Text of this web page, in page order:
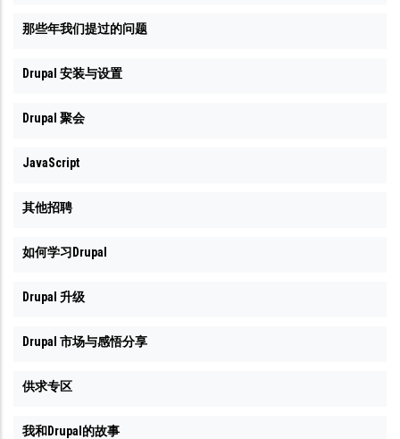
那些年我们提过的问题
Drupal 安装与设置
Drupal 聚会
JavaScript
其他招聘
如何学习Drupal
Drupal 升级
Drupal 市场与感悟分享
供求专区
我和Drupal的故事